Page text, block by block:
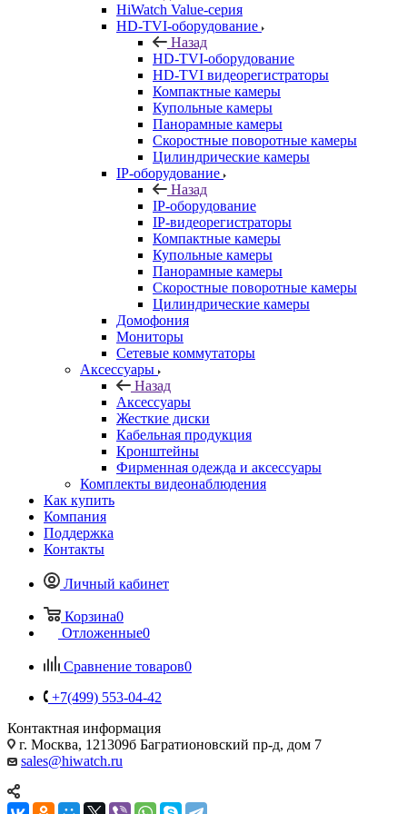
HiWatch Value-серия
HD-TVI-оборудование
Назад
HD-TVI-оборудование
HD-TVI видеорегистраторы
Компактные камеры
Купольные камеры
Панорамные камеры
Скоростные поворотные камеры
Цилиндрические камеры
IP-оборудование
Назад
IP-оборудование
IP-видеорегистраторы
Компактные камеры
Купольные камеры
Панорамные камеры
Скоростные поворотные камеры
Цилиндрические камеры
Домофония
Мониторы
Сетевые коммутаторы
Аксессуары
Назад
Аксессуары
Жесткие диски
Кабельная продукция
Кронштейны
Фирменная одежда и аксессуары
Комплекты видеонаблюдения
Как купить
Компания
Поддержка
Контакты
Личный кабинет
Корзина0
Отложенные0
Сравнение товаров0
+7(499) 553-04-42
Контактная информация
г. Москва, 121309б Багратионовский пр-д, дом 7
sales@hiwatch.ru